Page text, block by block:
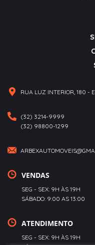
RUA LUZ INTERIOR, 180 -
(32) 3214-9999
(32) 98800-1299
VENDAS
SEG - SEX: 9H ÀS 19H
SÁBADO: 9:00 AS 13:00
ATENDIMENTO
SEG - SEX: 9H ÀS 19H